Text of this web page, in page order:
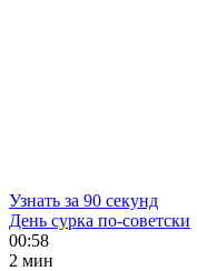
Узнать за 90 секунд
День сурка по-советски
00:58
2 мин